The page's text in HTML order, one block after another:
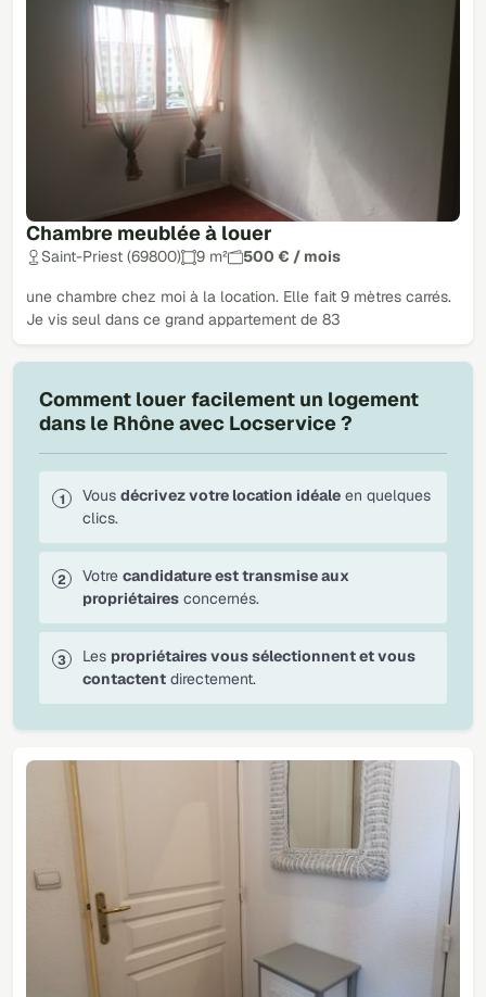
Chambre meublée à louer
Saint-Priest (69800) 9 m² 500 € / mois
une chambre chez moi à la location. Elle fait 9 mètres carrés.
Je vis seul dans ce grand appartement de 83
Comment louer facilement un logement
dans le Rhône avec Locservice ?
Vous décrivez votre location idéale en quelques
clics.
Votre candidature est transmise aux
propriétaires concernés.
Les propriétaires vous sélectionnent et vous
contactent directement.